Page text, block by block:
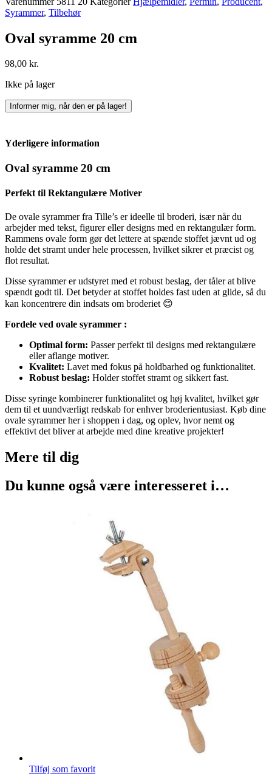
Syrammer, Tilbehør
Oval syramme 20 cm
98,00 kr.
Ikke på lager
Informer mig, når den er på lager!
Yderligere information
Oval syramme 20 cm
Perfekt til Rektangulære Motiver
De ovale syrammer fra Tille’s er ideelle til broderi, især når du
arbejder med tekst, figurer eller designs med en rektangulær form.
Rammens ovale form gør det lettere at spænde stoffet jævnt ud og
holde det stramt under hele processen, hvilket sikrer et præcist og
flot resultat.
Disse syrammer er udstyret med et robust beslag, der tåler at blive
spændt godt til. Det betyder at stoffet holdes fast uden at glide, så du
kan koncentrere din indsats om broderiet 😊
Fordele ved ovale syrammer :
Optimal form: Passer perfekt til designs med rektangulære
eller aflange motiver.
Kvalitet: Lavet med fokus på holdbarhed og funktionalitet.
Robust beslag: Holder stoffet stramt og sikkert fast.
Disse syringe kombinerer funktionalitet og høj kvalitet, hvilket gør
dem til et uundværligt redskab for enhver broderientusiast. Køb dine
ovale syrammer her i shoppen i dag, og oplev, hvor nemt og
effektivt det bliver at arbejde med dine kreative projekter!
Mere til dig
Du kunne også være interesseret i…
Tilføj som favorit